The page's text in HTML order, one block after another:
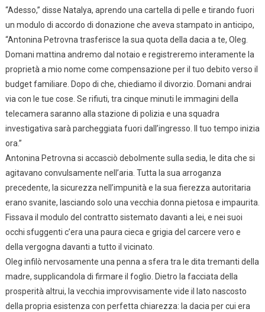
“Adesso,” disse Natalya, aprendo una cartella di pelle e tirando fuori
un modulo di accordo di donazione che aveva stampato in anticipo,
“Antonina Petrovna trasferisce la sua quota della dacia a te, Oleg.
Domani mattina andremo dal notaio e registreremo interamente la
proprietà a mio nome come compensazione per il tuo debito verso il
budget familiare. Dopo di che, chiediamo il divorzio. Domani andrai
via con le tue cose. Se rifiuti, tra cinque minuti le immagini della
telecamera saranno alla stazione di polizia e una squadra
investigativa sarà parcheggiata fuori dall’ingresso. Il tuo tempo inizia
ora.”
Antonina Petrovna si accasciò debolmente sulla sedia, le dita che si
agitavano convulsamente nell’aria. Tutta la sua arroganza
precedente, la sicurezza nell’impunità e la sua fierezza autoritaria
erano svanite, lasciando solo una vecchia donna pietosa e impaurita.
Fissava il modulo del contratto sistemato davanti a lei, e nei suoi
occhi sfuggenti c’era una paura cieca e grigia del carcere vero e
della vergogna davanti a tutto il vicinato.
Oleg infilò nervosamente una penna a sfera tra le dita tremanti della
madre, supplicandola di firmare il foglio. Dietro la facciata della
prosperità altrui, la vecchia improvvisamente vide il lato nascosto
della propria esistenza con perfetta chiarezza: la dacia per cui era